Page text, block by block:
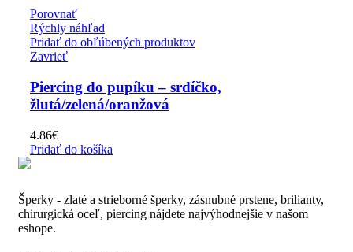
Porovnať
Rýchly náhľad
Pridať do obľúbených produktov
Zavrieť
Piercing do pupíku – srdíčko,
žlutá/zelená/oranžová
4.86€
Pridať do košíka
Šperky - zlaté a strieborné šperky, zásnubné prstene, brilianty,
chirurgická oceľ, piercing nájdete najvýhodnejšie v našom
eshope.